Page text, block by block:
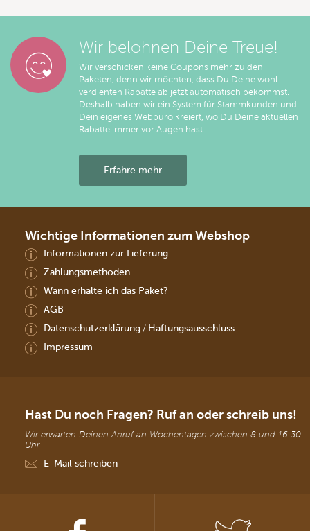
Wir belohnen Deine Treue!
Wir verschicken keine Coupons mehr zu den
Paketen, denn wir möchten, dass Du Deine wohl
verdienten Rabatte ab jetzt automatisch bekommst.
Deshalb haben wir ein System für Stammkunden und
Dein eigenes Webbüro kreiert, wo Du Deine aktuellen
Rabatte immer vor Augen hast.
Erfahre mehr
Wichtige Informationen zum Webshop
Informationen zur Lieferung
Zahlungsmethoden
Wann erhalte ich das Paket?
AGB
Datenschutzerklärung/ Haftungsausschluss
Impressum
Hast Du noch Fragen? Ruf an oder schreib uns!
Wir erwarten Deinen Anruf an Wochentagen zwischen 8 und 16:30
Uhr
E-Mail schreiben